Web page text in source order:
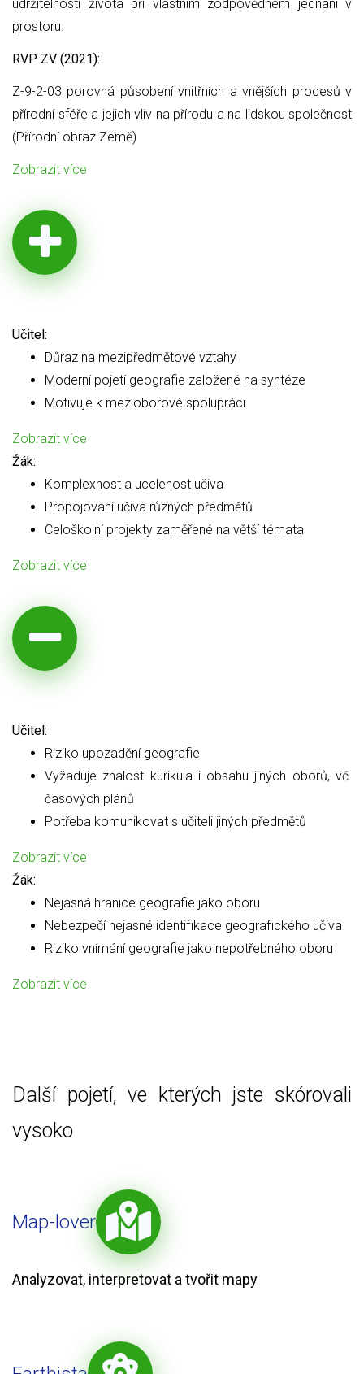
udržitelnosti života při vlastním zodpovědném jednání v
prostoru.
RVP ZV (2021):
Z-9-2-03 porovná působení vnitřních a vnějších procesů v
přírodní sféře a jejich vliv na přírodu a na lidskou společnost
(Přírodní obraz Země)
Zobrazit více
Učitel:
Důraz na mezipředmětové vztahy
Moderní pojetí geografie založené na syntéze
Motivuje k mezioborové spolupráci
Zobrazit více
Žák:
Komplexnost a ucelenost učiva
Propojování učiva různých předmětů
Celoškolní projekty zaměřené na větší témata
Zobrazit více
Učitel:
Riziko upozadění geografie
Vyžaduje znalost kurikula i obsahu jiných oborů, vč.
časových plánů
Potřeba komunikovat s učiteli jiných předmětů
Zobrazit více
Žák:
Nejasná hranice geografie jako oboru
Nebezpečí nejasné identifikace geografického učiva
Riziko vnímání geografie jako nepotřebného oboru
Zobrazit více
Další pojetí, ve kterých jste skórovali
vysoko
Map-lover
Analyzovat, interpretovat a tvořit mapy